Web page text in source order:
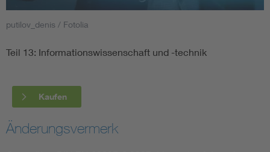
Smart Cities
DKE Fachinformationen im Kontext der Normung
Blitzschutz: DIN EN 62305 in der Übersicht
Circular Economy für mehr Ressourceneffizienz
putilov_denis / Fotolia
Teil 13: Informationswissenschaft und -technik
Kaufen
Änderungsvermerk